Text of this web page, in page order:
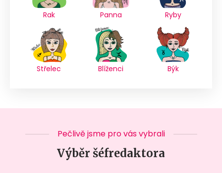
Rak Panna Ryby
Střelec Blíženci Býk
Pečlivě jsme pro vás vybrali
Výběr šéfredaktora